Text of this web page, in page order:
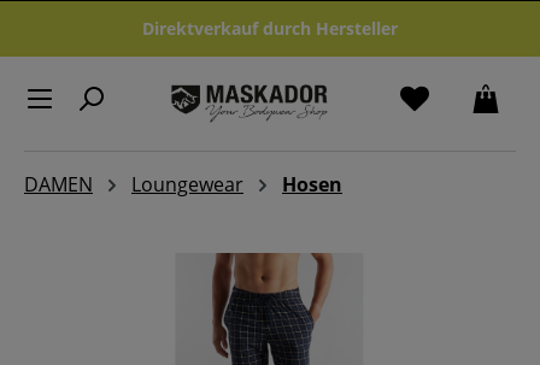
Zum Hauptinhalt springenDirektverkauf durch Hersteller
DAMEN Loungewear Hosen